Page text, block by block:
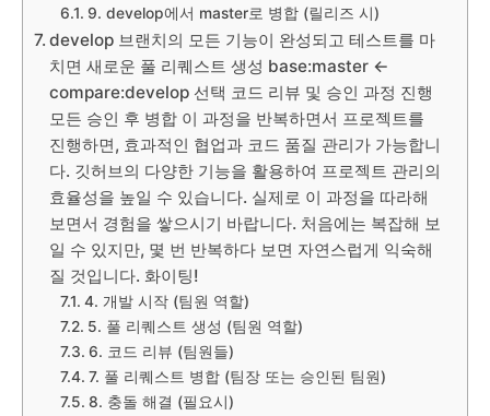
9. develop에서 master로 병합 (릴리즈 시)
develop 브랜치의 모든 기능이 완성되고 테스트를 마
치면 새로운 풀 리퀘스트 생성 base:master <-
compare:develop 선택 코드 리뷰 및 승인 과정 진행
모든 승인 후 병합 이 과정을 반복하면서 프로젝트를
진행하면, 효과적인 협업과 코드 품질 관리가 가능합니
다. 깃허브의 다양한 기능을 활용하여 프로젝트 관리의
효율성을 높일 수 있습니다. 실제로 이 과정을 따라해
보면서 경험을 쌓으시기 바랍니다. 처음에는 복잡해 보
일 수 있지만, 몇 번 반복하다 보면 자연스럽게 익숙해
질 것입니다. 화이팅!
4. 개발 시작 (팀원 역할)
5. 풀 리퀘스트 생성 (팀원 역할)
6. 코드 리뷰 (팀원들)
7. 풀 리퀘스트 병합 (팀장 또는 승인된 팀원)
8. 충돌 해결 (필요시)